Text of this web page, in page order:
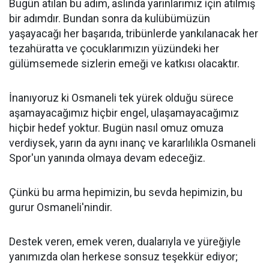
Bugün atılan bu adım, aslında yarınlarımız için atılmış
bir adımdır. Bundan sonra da kulübümüzün
yaşayacağı her başarıda, tribünlerde yankılanacak her
tezahüratta ve çocuklarımızın yüzündeki her
gülümsemede sizlerin emeği ve katkısı olacaktır.
İnanıyoruz ki Osmaneli tek yürek olduğu sürece
aşamayacağımız hiçbir engel, ulaşamayacağımız
hiçbir hedef yoktur. Bugün nasıl omuz omuza
verdiysek, yarın da aynı inanç ve kararlılıkla Osmaneli
Spor'un yanında olmaya devam edeceğiz.
Çünkü bu arma hepimizin, bu sevda hepimizin, bu
gurur Osmaneli'nindir.
Destek veren, emek veren, dualarıyla ve yüreğiyle
yanımızda olan herkese sonsuz teşekkür ediyor;